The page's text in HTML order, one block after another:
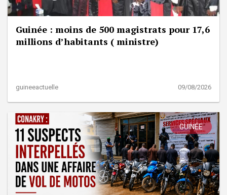
Guinée : moins de 500 magistrats pour 17,6
millions d’habitants ( ministre)
guineeactuelle 09/08/2026
GUINÉE